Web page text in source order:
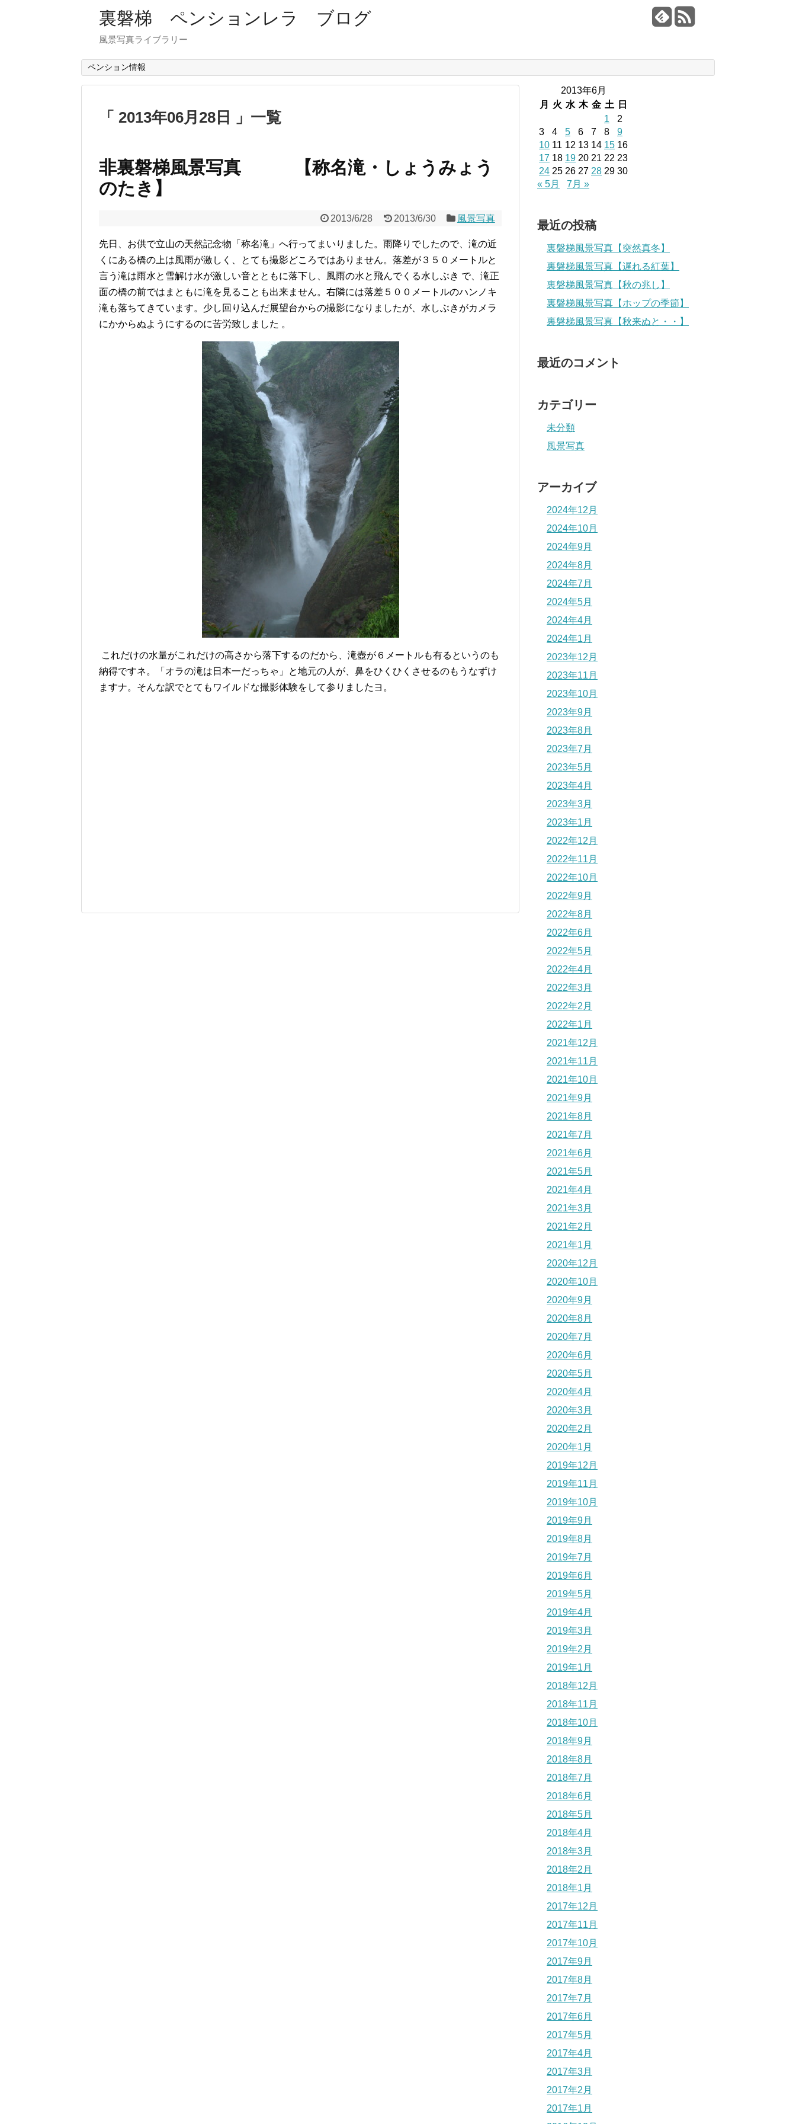
裏磐梯 ペンションレラ ブログ
風景写真ライブラリー
ペンション情報
2013年06月28日 一覧
非裏磐梯風景写真 【称名滝・しょうみょう
のたき】
2013/6/28 2013/6/30 風景写真
先日、お供で立山の天然記念物「称名滝」へ行ってまいりました。雨降りでしたので、滝の近
くにある橋の上は風雨が激しく、とても撮影どころではありません。落差が３５０メートルと
言う滝は雨水と雪解け水が激しい音とともに落下し、風雨の水と飛んでくる水しぶき で、滝正
面の橋の前ではまともに滝を見ることも出来ません。右隣には落差５００メートルのハンノキ
滝も落ちてきています。少し回り込んだ展望台からの撮影になりましたが、水しぶきがカメラ
にかからぬようにするのに苦労致しました 。
これだけの水量がこれだけの高さから落下するのだから、滝壺が６メートルも有るというのも
納得ですネ。「オラの滝は日本一だっちゃ」と地元の人が、鼻をひくひくさせるのもうなずけ
ますナ。そんな訳でとてもワイルドな撮影体験をして参りましたヨ。
2013年6月
月
火 水 木 金 土
日
1
2
3
4 5 6 7 8
9
10 11 12 13 14 15 16
17 18 19 20 21 22 23
24 25 26 27 28 29 30
« 5月
7月 »
最近の投稿
裏磐梯風景写真【突然真冬】
裏磐梯風景写真【遅れる紅葉】
裏磐梯風景写真【秋の兆し】
裏磐梯風景写真【ホップの季節】
裏磐梯風景写真【秋来ぬと・・】
最近のコメント
カテゴリー
未分類
風景写真
アーカイブ
2024年12月
2024年10月
2024年9月
2024年8月
2024年7月
2024年5月
2024年4月
2024年1月
2023年12月
2023年11月
2023年10月
2023年9月
2023年8月
2023年7月
2023年5月
2023年4月
2023年3月
2023年1月
2022年12月
2022年11月
2022年10月
2022年9月
2022年8月
2022年6月
2022年5月
2022年4月
2022年3月
2022年2月
2022年1月
2021年12月
2021年11月
2021年10月
2021年9月
2021年8月
2021年7月
2021年6月
2021年5月
2021年4月
2021年3月
2021年2月
2021年1月
2020年12月
2020年10月
2020年9月
2020年8月
2020年7月
2020年6月
2020年5月
2020年4月
2020年3月
2020年2月
2020年1月
2019年12月
2019年11月
2019年10月
2019年9月
2019年8月
2019年7月
2019年6月
2019年5月
2019年4月
2019年3月
2019年2月
2019年1月
2018年12月
2018年11月
2018年10月
2018年9月
2018年8月
2018年7月
2018年6月
2018年5月
2018年4月
2018年3月
2018年2月
2018年1月
2017年12月
2017年11月
2017年10月
2017年9月
2017年8月
2017年7月
2017年6月
2017年5月
2017年4月
2017年3月
2017年2月
2017年1月